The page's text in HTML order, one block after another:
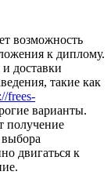
возможность
к диплому.
доставки
такие как
frees-
варианты.
получение
двигаться к